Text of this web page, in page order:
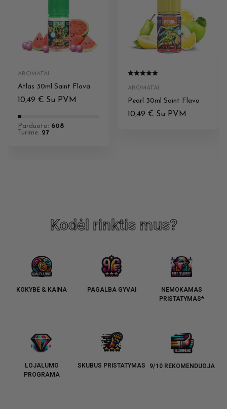
AROMATAI
Atlas 30ml Saint Flava
10,49 € Su PVM
Parduota: 608
Turime: 27
AROMATAI
Pearl 30ml Saint Flava
10,49 € Su PVM
Kodėl rinktis mus?
KOKYBĖ & KAINA PAGALBA GYVAI
NEMOKAMAS
PRISTATYMAS*
LOJALUMO
PROGRAMA
SKUBUS PRISTATYMAS 9/10 REKOMENDUOJA